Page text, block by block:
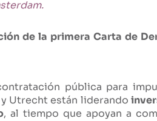
de la primera Carta de
pública para
y Utrecht están liderando
, al tiempo que apoyan a